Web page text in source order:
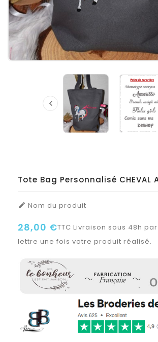

Tote Bag Personnalisé CHEVAL
 Nom du produit
28,00 €TTC Livraison sous 48h
lettre une fois votre produit réalisé.